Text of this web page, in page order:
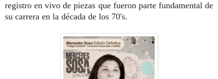
registro en vivo de piezas que fueron parte fundamental de
su carrera en la década de los 70's.